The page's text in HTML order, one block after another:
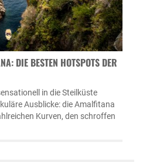
DIE BESTEN HOTSPOTS DER A
in die Steilküste
Ausblicke: die Amalfitana
Kurven, den schroffen